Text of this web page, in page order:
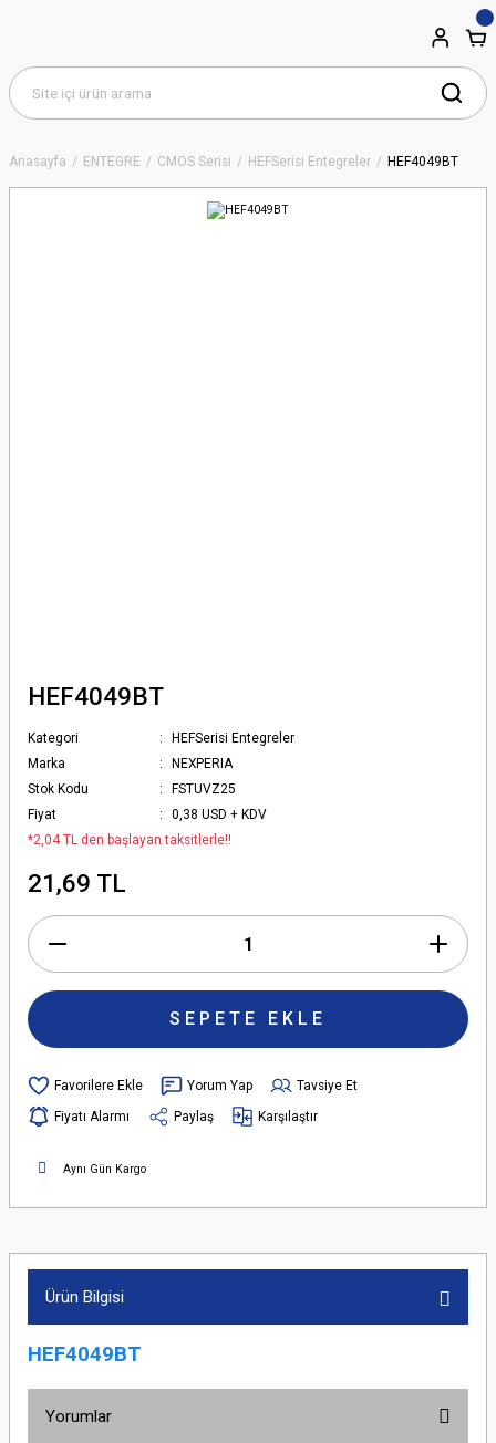
Anasayfa ENTEGRE CMOS Serisi HEFSerisi Entegreler HEF4049BT
HEF4049BT
Kategori
HEFSerisi Entegreler
Marka
NEXPERIA
Stok Kodu
FSTUVZ25
Fiyat
0,38 USD + KDV
*2,04 TL den başlayan taksitlerle!!
21,69 TL
SEPETE EKLE
Yorum Yap
Tavsiye Et
Fiyatı Alarmı
Paylaş Karşılaştır
Aynı Gün Kargo
Ürün Bilgisi
HEF4049BT
Yorumlar